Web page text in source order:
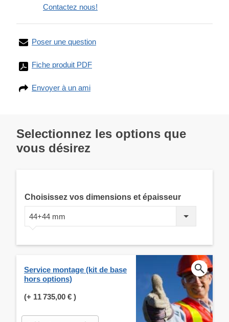
Contactez nous!
Poser une question
Fiche produit PDF
Envoyer à un ami
Selectionnez les options que
vous désirez
Choisissez vos dimensions et épaisseur
44+44 mm
Service montage (kit de base
hors options)
(+ 11 735,00 € )